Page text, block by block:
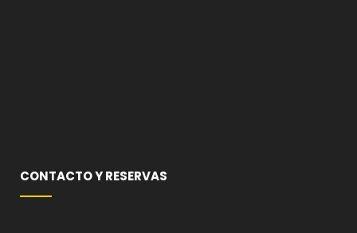
CONTACTO Y RESERVAS